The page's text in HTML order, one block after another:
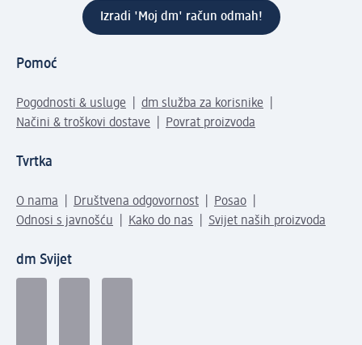
Izradi 'Moj dm' račun odmah!
Pomoć
Pogodnosti & usluge
dm služba za korisnike
Načini & troškovi dostave
Povrat proizvoda
Tvrtka
O nama Društvena odgovornost
Posao
Odnosi s javnošću
Kako do nas Svijet naših proizvoda
dm Svijet